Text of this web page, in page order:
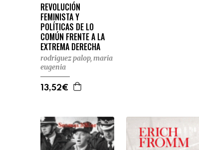
REVOLUCIÓN
FEMINISTA Y
POLÍTICAS DE LO
COMÚN FRENTE A LA
EXTREMA DERECHA
rodriguez palop, maria
eugenia
13,52€